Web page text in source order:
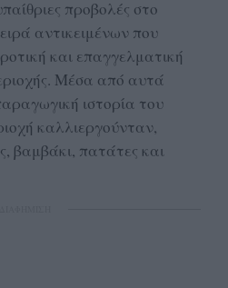
προβολές στο
αντικειμένων που
και επαγγελματική
Μέσα από αυτά
ιστορία του
καλλιεργούνταν,
βαμβάκι, πατάτες και